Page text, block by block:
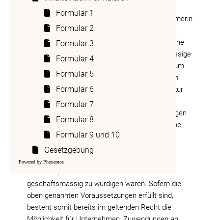
Formular 1
Formular 2
Formular 3
Formular 4
Formular 5
Formular 6
Formular 7
Formular 8
Formular 9 und 10
Gesetzgebung
Powered by Phonemos
Werbewirkung, die sich über einzelne Produkte
hinaus auf die Unternehmung als Marktteilnehmerin
erstreckt. Soweit der Werbezweck des
Politsponsorings bejaht werden kann, sind solche
Aufwendungen grundsätzlich ohne betragsmässige
Begrenzung als geschäftsmässig begründet zum
Abzug zuzulassen. Sie müssen jedoch in einem
betriebswirtschaftlich vertretbaren Verhältnis zur
Grösse des Unternehmens sowie zu Art und
Umfang des Adressatenkreises stehen. Sprengen
sie diesen Rahmen, so liegt die Vermutung nahe,
die Aufwendungen verfolgten nicht Ziele des
Unternehmens, sondern solche der
Geschäftsleitung oder diesen nahe stehenden
geschäftsmässig zu würdigen wären. Sofern die
oben genannten Voraussetzungen erfüllt sind,
besteht somit bereits im geltenden Recht die